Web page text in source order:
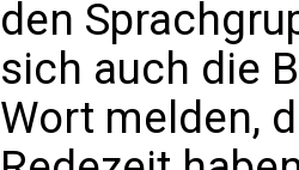
den
sich auch die
Wort melden,